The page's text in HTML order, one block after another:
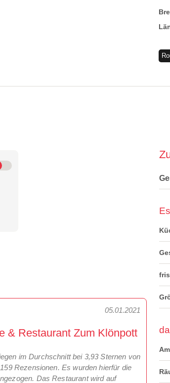
05.01.2021
& Restaurant Zum Klönpott
im Durchschnitt bei 3,93 Sternen von
Rezensionen. Es wurden hierfür die
Das Restaurant wird auf